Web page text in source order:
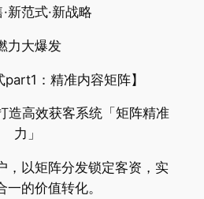
新范式·新战略
力大爆发
part1：精准内容矩阵】
高效获客系统「矩阵精准
力」
，以矩阵分发锁定客资，实
一的价值转化。